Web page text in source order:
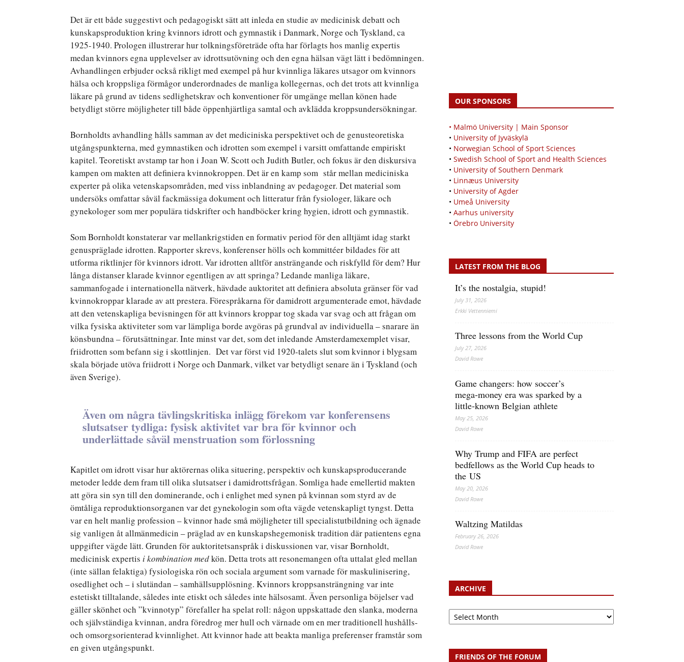
Det är ett både suggestivt och pedagogiskt sätt att inleda en studie av medicinisk debatt och
kunskapsproduktion kring kvinnors idrott och gymnastik i Danmark, Norge och Tyskland, ca
1925-1940. Prologen illustrerar hur tolkningsföreträde ofta har förlagts hos manlig expertis
medan kvinnors egna upplevelser av idrottsutövning och den egna hälsan vägt lätt i bedömningen.
Avhandlingen erbjuder också rikligt med exempel på hur kvinnliga läkares utsagor om kvinnors
hälsa och kroppsliga förmågor underordnades de manliga kollegernas, och det trots att kvinnliga
läkare på grund av tidens sedlighetskrav och konventioner för umgänge mellan könen hade
betydligt större möjligheter till både öppenhjärtliga samtal och avklädda kroppsundersökningar.
Bornholdts avhandling hålls samman av det mediciniska perspektivet och de genusteoretiska
utgångspunkterna, med gymnastiken och idrotten som exempel i varsitt omfattande empiriskt
kapitel. Teoretiskt avstamp tar hon i Joan W. Scott och Judith Butler, och fokus är den diskursiva
kampen om makten att definiera kvinnokroppen. Det är en kamp som står mellan mediciniska
experter på olika vetenskapsområden, med viss inblandning av pedagoger. Det material som
undersöks omfattar såväl fackmässiga dokument och litteratur från fysiologer, läkare och
gynekologer som mer populära tidskrifter och handböcker kring hygien, idrott och gymnastik.
Som Bornholdt konstaterar var mellankrigstiden en formativ period för den alltjämt idag starkt
genuspräglade idrotten. Rapporter skrevs, konferenser hölls och kommittéer bildades för att
utforma riktlinjer för kvinnors idrott. Var idrotten alltför ansträngande och riskfylld för dem? Hur
långa distanser klarade kvinnor egentligen av att springa? Ledande manliga läkare,
sammanfogade i internationella nätverk, hävdade auktoritet att definiera absoluta gränser för vad
kvinnokroppar klarade av att prestera. Förespråkarna för damidrott argumenterade emot, hävdade
att den vetenskapliga bevisningen för att kvinnors kroppar tog skada var svag och att frågan om
vilka fysiska aktiviteter som var lämpliga borde avgöras på grundval av individuella – snarare än
könsbundna – förutsättningar. Inte minst var det, som det inledande Amsterdamexemplet visar,
friidrotten som befann sig i skottlinjen. Det var först vid 1920-talets slut som kvinnor i blygsam
skala började utöva friidrott i Norge och Danmark, vilket var betydligt senare än i Tyskland (och
även Sverige).
Även om några tävlingskritiska inlägg förekom var konferensens
slutsatser tydliga: fysisk aktivitet var bra för kvinnor och
underlättade såväl menstruation som förlossning
Kapitlet om idrott visar hur aktörernas olika situering, perspektiv och kunskapsproducerande
metoder ledde dem fram till olika slutsatser i damidrottsfrågan. Somliga hade emellertid makten
att göra sin syn till den dominerande, och i enlighet med synen på kvinnan som styrd av de
ömtåliga reproduktionsorganen var det gynekologin som ofta vägde vetenskapligt tyngst. Detta
var en helt manlig profession – kvinnor hade små möjligheter till specialistutbildning och ägnade
sig vanligen åt allmänmedicin – präglad av en kunskapshegemonisk tradition där patientens egna
uppgifter vägde lätt. Grunden för auktoritetsanspråk i diskussionen var, visar Bornholdt,
medicinisk expertis i kombination medkön. Detta trots att resonemangen ofta uttalat gled mellan
(inte sällan felaktiga) fysiologiska rön och sociala argument som varnade för maskulinisering,
osedlighet och – i slutändan – samhällsupplösning. Kvinnors kroppsansträngning var inte
estetiskt tilltalande, således inte etiskt och således inte hälsosamt. Även personliga böjelser vad
gäller skönhet och ”kvinnotyp” förefaller ha spelat roll: någon uppskattade den slanka, moderna
och självständiga kvinnan, andra föredrog mer hull och värnade om en mer traditionell hushålls-
och omsorgsorienterad kvinnlighet. Att kvinnor hade att beakta manliga preferenser framstår som
en given utgångspunkt.
OUR SPONSORS
• Malmö University | Main Sponsor
• University of Jyväskylä
• Norwegian School of Sport Sciences
• Swedish School of Sport and Health Sciences
• University of Southern Denmark
• Linnæus University
• University of Agder
• Umeå University
• Aarhus university
• Örebro University
LATEST FROM THE BLOG
It’s the nostalgia, stupid!
July 31, 2026
Erkki Vetten­­niemi
Three lessons from the World Cup
July 27, 2026
David Rowe
Game changers: how soccer’s
mega‑money era was sparked by a
little‑known Belgian athlete
May 25, 2026
David Rowe
Why Trump and FIFA are perfect
bedfellows as the World Cup heads to
the US
May 20, 2026
David Rowe
Waltzing Matildas
February 26, 2026
David Rowe
ARCHIVE
Archive
FRIENDS OF THE FORUM